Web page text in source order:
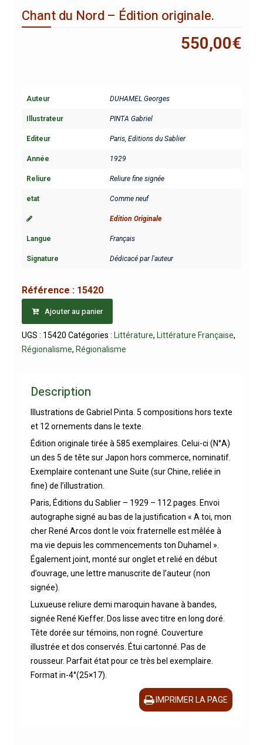
Chant du Nord – Édition originale.
550,00€
Auteur DUHAMEL Georges
Illustrateur PINTA Gabriel
Editeur Paris, Editions du Sablier
Année 1929
Reliure Reliure fine signée
etat Comme neuf
Edition Originale
Langue Français
Signature Dédicacé par l'auteur
Référence : 15420
Ajouter au panier
UGS : 15420 Catégories : Littérature, Littérature Française,
Régionalisme, Régionalisme
Description
Illustrations de Gabriel Pinta. 5 compositions hors texte
et 12 ornements dans le texte.
Édition originale tirée à 585 exemplaires. Celui-ci (N°A)
un des 5 de tête sur Japon hors commerce, nominatif.
Exemplaire contenant une Suite (sur Chine, reliée in
fine) de l’illustration.
Paris, Éditions du Sablier – 1929 – 112 pages. Envoi
autographe signé au bas de la justification « A toi, mon
cher René Arcos dont le voix fraternelle est mêlée à
ma vie depuis les commencements ton Duhamel ».
Également joint, monté sur onglet et relié en début
d’ouvrage, une lettre manuscrite de l’auteur (non
signée).
Luxueuse reliure demi maroquin havane à bandes,
signée René Kieffer. Dos lisse avec titre en long doré.
Tête dorée sur témoins, non rogné. Couverture
illustrée et dos conservés. Étui cartonné. Pas de
rousseur. Parfait état pour ce très bel exemplaire.
Format in-4°(25×17).
IMPRIMER LA PAGE